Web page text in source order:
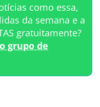
como essa,
da semana e a
gratuitamente?
grupo de